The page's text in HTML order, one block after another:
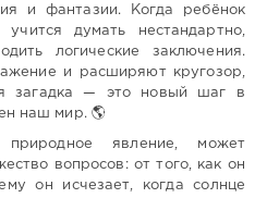
и фантазии. Когда ребёнок
думать нестандартно,
логические заключения.
и расширяют кругозор,
загадка — это новый шаг в
наш мир. 🌎
явление, может
вопросов: от того, как он
он исчезает, когда солнце